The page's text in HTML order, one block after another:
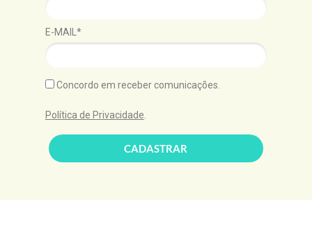
E-MAIL*
Concordo em receber comunicações.
Política de Privacidade
CADASTRAR